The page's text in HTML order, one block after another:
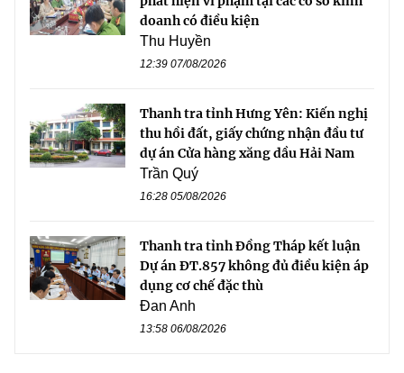
doanh có điều kiện
Thu Huyền
12:39 07/08/2026
Thanh tra tỉnh Hưng Yên: Kiến nghị
thu hồi đất, giấy chứng nhận đầu tư
dự án Cửa hàng xăng dầu Hải Nam
Trần Quý
16:28 05/08/2026
Thanh tra tỉnh Đồng Tháp kết luận
Dự án ĐT.857 không đủ điều kiện áp
dụng cơ chế đặc thù
Đan Anh
13:58 06/08/2026